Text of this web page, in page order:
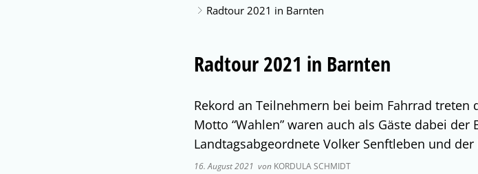
Radtour 2021 in Barnten
Radtour 2021 in Barnten
Rekord an Teilnehmern bei beim Fahrrad treten
Motto “Wahlen” waren auch als Gäste dabei
Landtagsabgeordnete Volker Senftleben und
16. August 2021 von KORDULA SCHMIDT